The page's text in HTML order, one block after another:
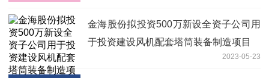
金海股份拟投资500万新设全资子公司用
于投资建设风机配套塔筒装备制造项目
2023-05-23